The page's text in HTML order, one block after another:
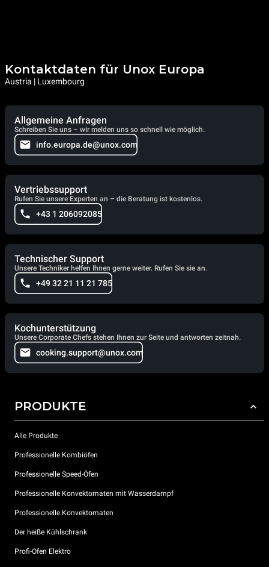
Kontaktdaten für Unox Europa
Austria | Luxembourg
Allgemeine Anfragen
Schreiben Sie uns – wir melden uns so schnell wie möglich.
info.europa.de@unox.com
Vertriebssupport
Rufen Sie unsere Experten an – die Beratung ist kostenlos.
+43 1 206092085
Technischer Support
Unsere Techniker helfen Ihnen gerne weiter. Rufen Sie sie an.
+49 32 21 11 21 785
Kochunterstützung
Unsere Corporate Chefs stehen Ihnen zur Seite und antworten zeitnah.
cooking.support@unox.com
PRODUKTE
Alle Produkte
Professionelle Kombiöfen
Professionelle Speed-Öfen
Professionelle Konvektomaten mit Wasserdampf
Professionelle Konvektomaten
Der heiße Kühlschrank
Profi-Ofen Elektro